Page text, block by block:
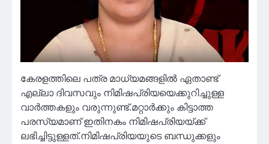
കേരളത്തിലെ പത്ര മാധ്യമങ്ങളിൽ ഏതാണ്ട്
എല്ലാ ദിവസവും നിമിഷപ്രിയയെക്കുറിച്ചുള്ള
വാർത്തകളും വരുന്നുണ്ട്.മറ്റാർക്കും കിട്ടാത്ത
പരസ്യമാണ് ഇതിനകം നിമിഷപ്രിയയ്ക്ക്
ലഭിച്ചിട്ടുള്ളത്.നിമിഷപ്രിയയുടെ ബന്ധുക്കളും